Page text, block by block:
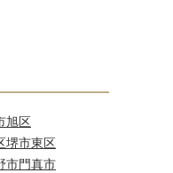
旭区
堺市東区
市門真市